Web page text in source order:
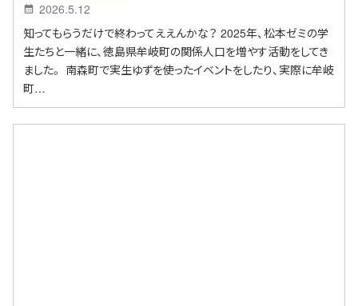
2026.5.12
知ってもらうだけで終わってええんかな？ 2025年、松本ゼミの学
生たちと一緒に、徳島県牟岐町の関係人口を増やす活動をしてき
ました。 南森町で実生ゆずを使ったイベントをしたり、実際に牟岐
町…